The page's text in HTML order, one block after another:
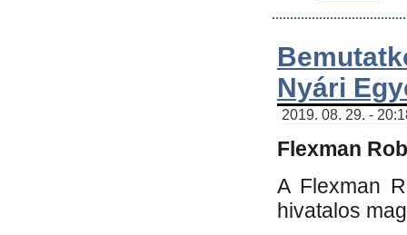
Nyári
2019. 08. 29. -
Flexman
A Flexman
hivatalos